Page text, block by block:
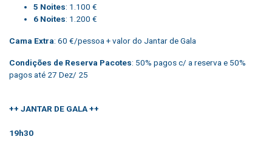
5 Noites: 1.100 €
6 Noites: 1.200 €
Cama Extra: 60 €/pessoa + valor do Jantar de Gala
Condições de Reserva Pacotes: 50% pagos c/ a reserva e 50%
pagos até 27 Dez/ 25
++ JANTAR DE GALA ++
19h30